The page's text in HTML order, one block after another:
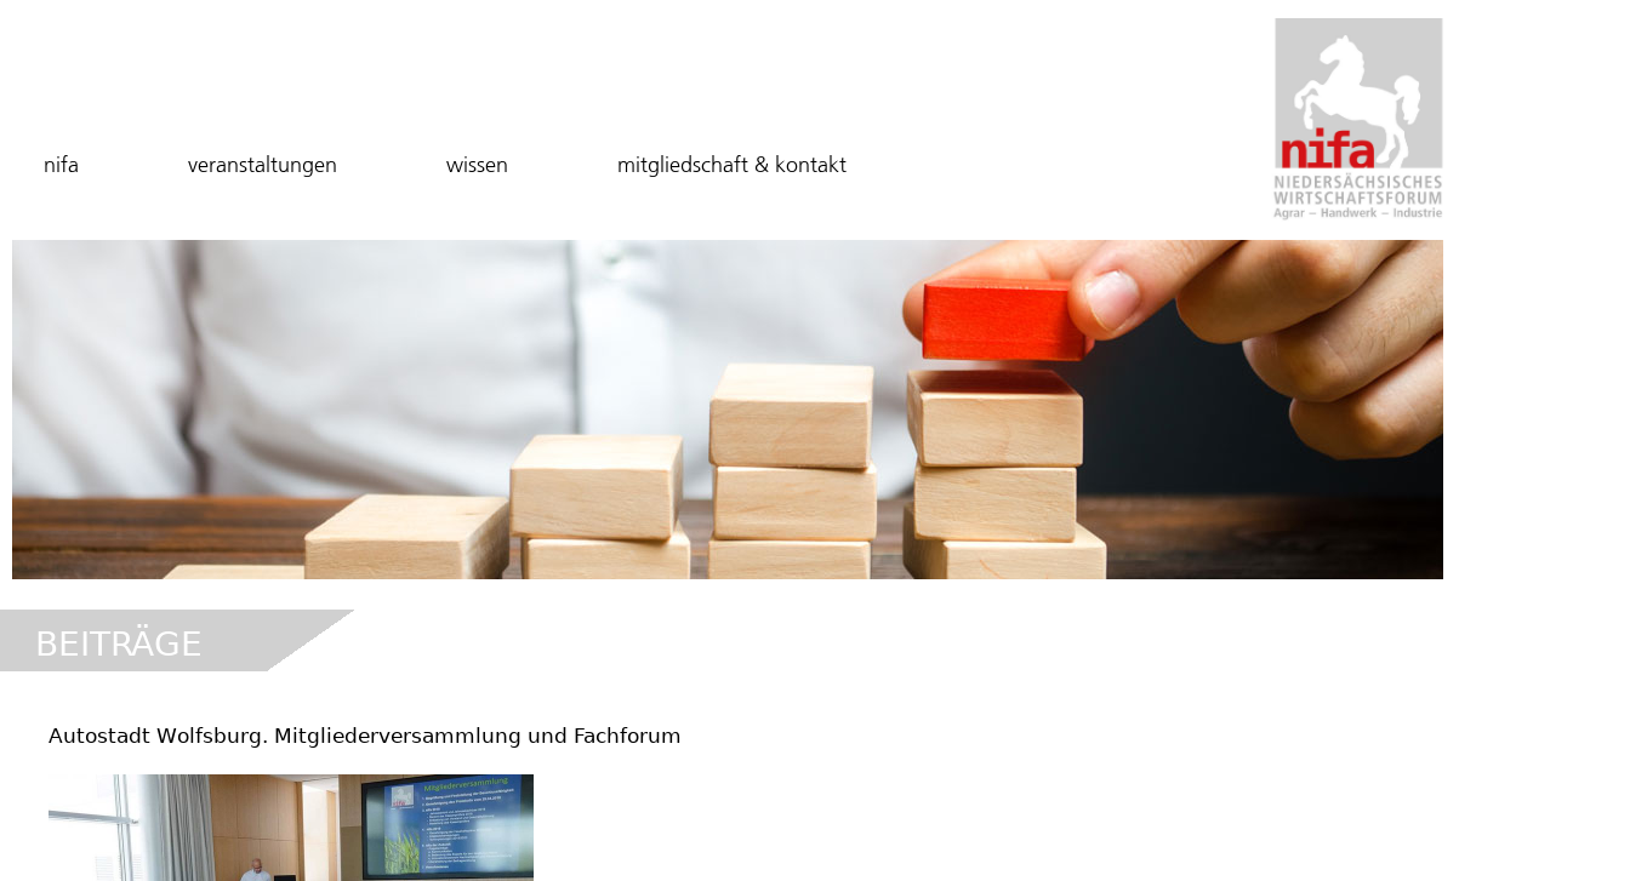
nifa veranstaltungen wissen mitgliedschaft & kontakt
hero_1
BEITRÄGE
Autostadt Wolfsburg. Mitgliederversammlung und Fachforum